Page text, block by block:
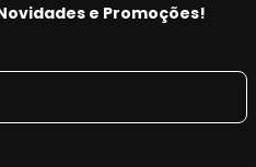
montadoras na
INMETRO.
e Promoções!